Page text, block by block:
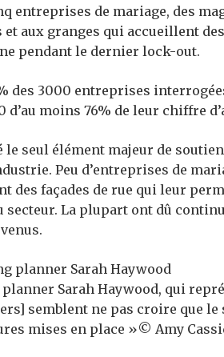
entreprises de mariage, des
aux granges qui accueillent
pendant le dernier lock-out.
des 3000 entreprises
d’au moins 76% de leur chiffre
le seul élément majeur de
Peu d’entreprises de
des façades de rue qui leur
secteur. La plupart ont dû
Sarah Haywood, qui
semblent ne pas croire que
mises en place »© Amy